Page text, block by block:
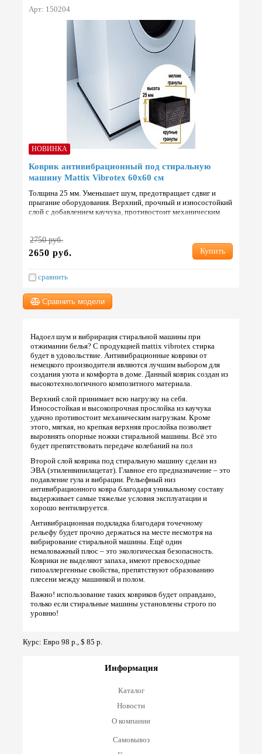
Арт: 150204
НОВИНКА
Коврик антивибрационный под стиральную
машину Mattix Vibrotex 60х60 см
Толщина 25 мм. Уменьшает шум, предотвращает сдвиг и
прыгание оборудования. Верхний, прочный и износостойкий
слой с добавлением каучука, противостоит механическим
2750 руб.
2650 руб. Купить
сравнить
Сравнить модели
Надоел шум и вибрирация стиральной машины при
отжимании белья? С продукцией mattix vibrotex стирка
будет в удовольствие. Антивибрационные коврики от
немецкого производителя являются лучшим выбором для
создания уюта и комфорта в доме. Данный коврик создан из
высокотехнологичного композитного материала.
Верхний слой принимает всю нагрузку на себя.
Износостойкая и высокопрочная прослойка из каучука
удачно противостоит механическим нагрузкам. Кроме
этого, мягкая, но крепкая верхняя прослойка позволяет
выровнять опорные ножки стиральной машины. Всё это
будет препятствовать передаче колебаний на пол
Второй слой коврика под стиральную машину сделан из
ЭВА (этиленвинилацетат). Главное его предназначение – это
подавление гула и вибрации. Рельефный низ
антивибрационного ковра благодаря уникальному составу
выдерживает самые тяжелые условия эксплуатации и
хорошо вентилируется.
Антивибрационная подкладка благодаря точечному
рельефу будет прочно держаться на месте несмотря на
вибрирование стиральной машины. Ещё один
немаловажный плюс – это экологическая безопасность.
Коврики не выделяют запаха, имеют превосходные
гипоаллергенные свойства, препятствуют образованию
плесени между машинкой и полом.
Важно! использование таких ковриков будет оправдано,
только если стиральные машины установлены строго по
уровню!
Курс: Евро 98 р., $ 85 р.
Информация
Каталог
Новости
О компании
Самовывоз